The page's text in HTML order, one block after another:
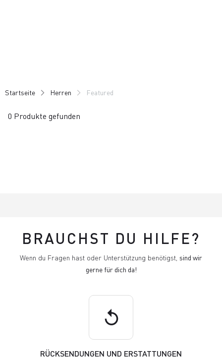
Startseite Herren Featured
0 Produkte gefunden
BRAUCHST DU HILFE?
Wenn du Fragen hast oder Unterstützung benötigst, sind wir
gerne für dich da!
replay
RÜCKSENDUNGEN UND ERSTATTUNGEN